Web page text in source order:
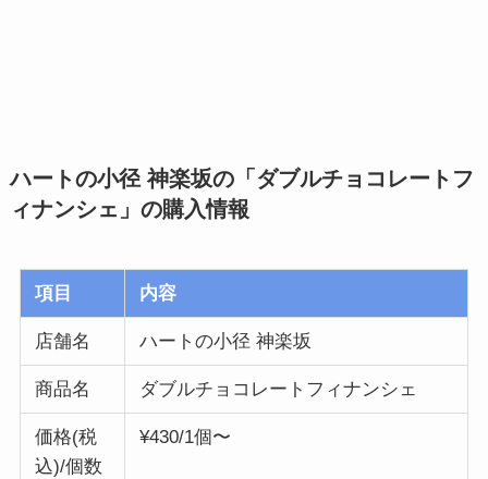
ハートの小径 神楽坂の「ダブルチョコレートフ
ィナンシェ」 の購入情報
項目 内容
店舗名 ハートの小径 神楽坂
商品名 ダブルチョコレートフィナンシェ
価格(税
込)/個数
¥430/1個〜